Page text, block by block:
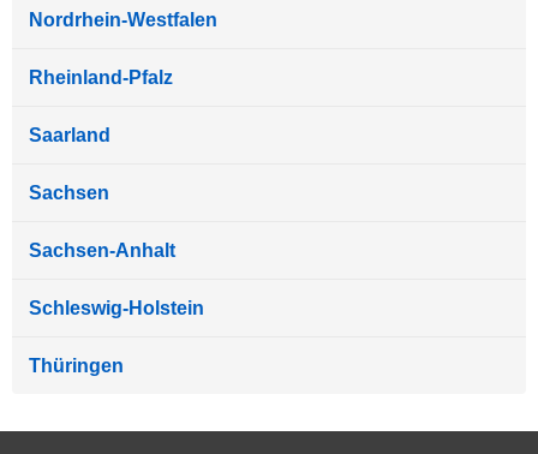
Nordrhein-Westfalen
Rheinland-Pfalz
Saarland
Sachsen
Sachsen-Anhalt
Schleswig-Holstein
Thüringen